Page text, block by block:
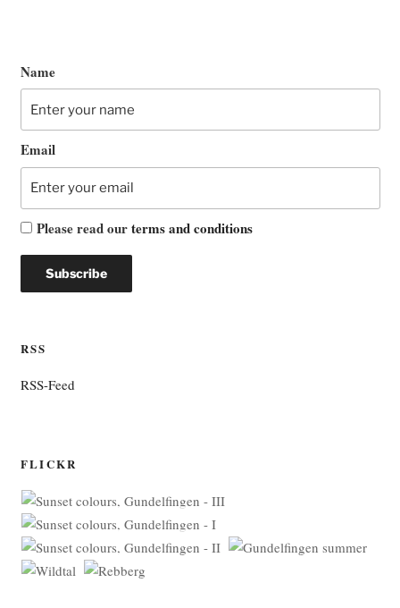
Name
Email
Please read ourterms and conditions
RSS
RSS-Feed
FLICKR